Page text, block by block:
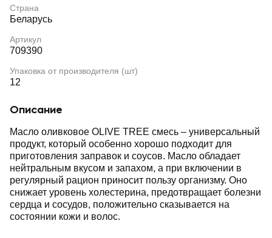
Страна
Беларусь
Артикул
709390
Упаковка от производителя (шт)
12
Описание
Масло оливковое OLIVE TREE смесь – универсальный
продукт, который особенно хорошо подходит для
приготовления заправок и соусов. Масло обладает
нейтральным вкусом и запахом, а при включении в
регулярный рацион приносит пользу организму. Оно
снижает уровень холестерина, предотвращает болезни
сердца и сосудов, положительно сказывается на
состоянии кожи и волос.